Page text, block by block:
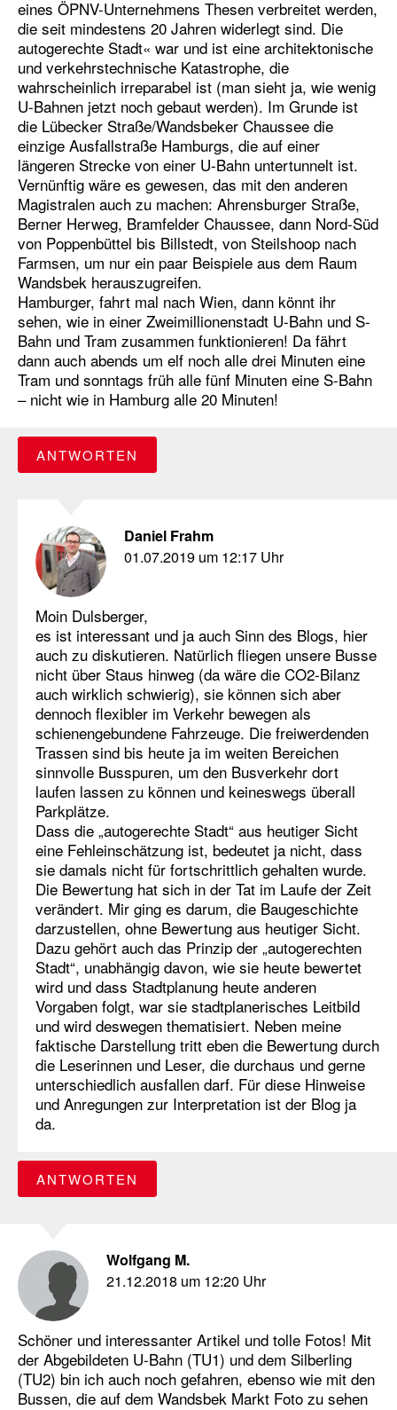
eines ÖPNV-Unternehmens Thesen verbreitet werden,
die seit mindestens 20 Jahren widerlegt sind. Die
autogerechte Stadt« war und ist eine architektonische
und verkehrstechnische Katastrophe, die
wahrscheinlich irreparabel ist (man sieht ja, wie wenig
U-Bahnen jetzt noch gebaut werden). Im Grunde ist
die Lübecker Straße/Wandsbeker Chaussee die
einzige Ausfallstraße Hamburgs, die auf einer
längeren Strecke von einer U-Bahn untertunnelt ist.
Vernünftig wäre es gewesen, das mit den anderen
Magistralen auch zu machen: Ahrensburger Straße,
Berner Herweg, Bramfelder Chaussee, dann Nord-Süd
von Poppenbüttel bis Billstedt, von Steilshoop nach
Farmsen, um nur ein paar Beispiele aus dem Raum
Wandsbek herauszugreifen.
Hamburger, fahrt mal nach Wien, dann könnt ihr
sehen, wie in einer Zweimillionenstadt U-Bahn und S-
Bahn und Tram zusammen funktionieren! Da fährt
dann auch abends um elf noch alle drei Minuten eine
Tram und sonntags früh alle fünf Minuten eine S-Bahn
– nicht wie in Hamburg alle 20 Minuten!
ANTWORTEN
Daniel Frahm
01.07.2019 um 12:17 Uhr
Moin Dulsberger,
es ist interessant und ja auch Sinn des Blogs, hier
auch zu diskutieren. Natürlich fliegen unsere Busse
nicht über Staus hinweg (da wäre die CO2-Bilanz
auch wirklich schwierig), sie können sich aber
dennoch flexibler im Verkehr bewegen als
schienengebundene Fahrzeuge. Die freiwerdenden
Trassen sind bis heute ja im weiten Bereichen
sinnvolle Busspuren, um den Busverkehr dort
laufen lassen zu können und keineswegs überall
Parkplätze.
Dass die „autogerechte Stadt“ aus heutiger Sicht
eine Fehleinschätzung ist, bedeutet ja nicht, dass
sie damals nicht für fortschrittlich gehalten wurde.
Die Bewertung hat sich in der Tat im Laufe der Zeit
verändert. Mir ging es darum, die Baugeschichte
darzustellen, ohne Bewertung aus heutiger Sicht.
Dazu gehört auch das Prinzip der „autogerechten
Stadt“, unabhängig davon, wie sie heute bewertet
wird und dass Stadtplanung heute anderen
Vorgaben folgt, war sie stadtplanerisches Leitbild
und wird deswegen thematisiert. Neben meine
faktische Darstellung tritt eben die Bewertung durch
die Leserinnen und Leser, die durchaus und gerne
unterschiedlich ausfallen darf. Für diese Hinweise
und Anregungen zur Interpretation ist der Blog ja
da.
ANTWORTEN
Wolfgang M.
21.12.2018 um 12:20 Uhr
Schöner und interessanter Artikel und tolle Fotos! Mit
der Abgebildeten U-Bahn (TU1) und dem Silberling
(TU2) bin ich auch noch gefahren, ebenso wie mit den
Bussen, die auf dem Wandsbek Markt Foto zu sehen